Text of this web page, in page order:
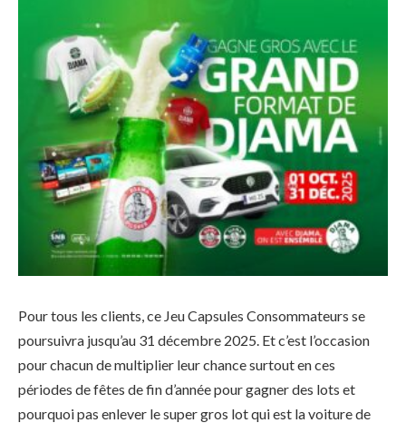
Pour tous les clients, ce Jeu Capsules Consommateurs se
poursuivra jusqu’au 31 décembre 2025. Et c’est l’occasion
pour chacun de multiplier leur chance surtout en ces
périodes de fêtes de fin d’année pour gagner des lots et
pourquoi pas enlever le super gros lot qui est la voiture de